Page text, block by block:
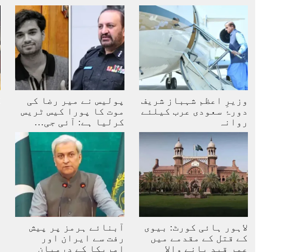
پولیس نے میر رضا کی
موت کا پورا کیس ٹریس
کرلیا ہے: آئی جی…
وزیرِ اعظم شہباز شریف
دورۂ سعودی عرب کیلئے
روانہ
آبنائے ہرمز پر پیش
رفت سے ایران اور
امریکا کے درمیان
لاہور ہائی کورٹ: بیوی
کے قتل کے مقدمے میں
عمر قید پانے والا